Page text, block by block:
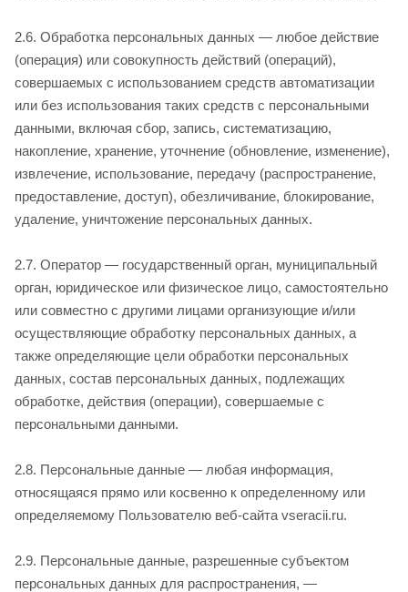
2.6. Обработка персональных данных — любое действие
(операция) или совокупность действий (операций),
совершаемых с использованием средств автоматизации
или без использования таких средств с персональными
данными, включая сбор, запись, систематизацию,
накопление, хранение, уточнение (обновление, изменение),
извлечение, использование, передачу (распространение,
предоставление, доступ), обезличивание, блокирование,
удаление, уничтожение персональных данных.
2.7. Оператор — государственный орган, муниципальный
орган, юридическое или физическое лицо, самостоятельно
или совместно с другими лицами организующие и/или
осуществляющие обработку персональных данных, а
также определяющие цели обработки персональных
данных, состав персональных данных, подлежащих
обработке, действия (операции), совершаемые с
персональными данными.
2.8. Персональные данные — любая информация,
относящаяся прямо или косвенно к определенному или
определяемому Пользователю веб-сайта vseracii.ru.
2.9. Персональные данные, разрешенные субъектом
персональных данных для распространения, —